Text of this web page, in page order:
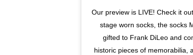
Our preview is LIVE! Check it
stage worn socks, the socks
gifted to Frank DiLeo and
historic pieces of memorabilia,